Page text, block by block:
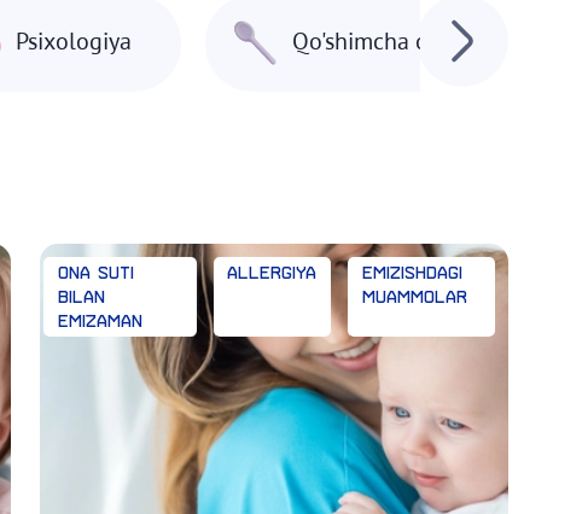
Psixologiya Qo'shimcha ovqat
Ona suti
bilan
emizaman
Allergiya
Emizishdagi
muammolar